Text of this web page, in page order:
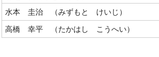
水本 圭治 （みずもと けいじ）
高橋 幸平 （たかはし こうへい）